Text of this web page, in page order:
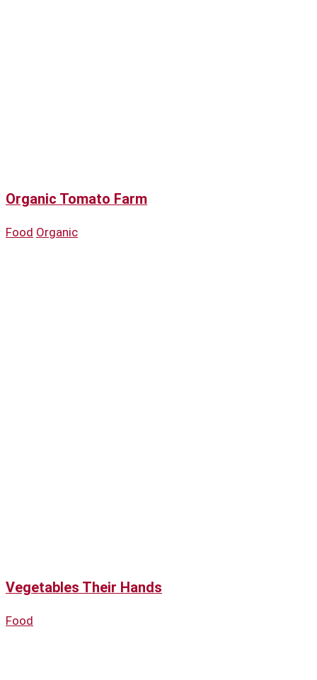
Organic Tomato Farm
Food Organic
Vegetables Their Hands
Food